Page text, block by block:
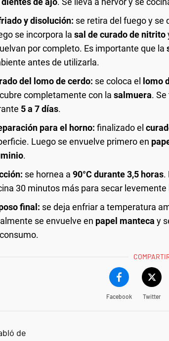
y disolución: se retira del fuego y se
se incorpora la sal de curado de nitrito
por completo. Es importante que la
antes de utilizarla.
del lomo de cerdo: se coloca el lomo
completamente con la salmuera.
5 a 7 días.
para el horno: finalizado el
Luego se envuelve primero en
.
se hornea a 90°C durante 3,5 horas.
30 minutos más para secar levemente
final: se deja enfriar a temperatura
se envuelve en papel manteca y
Facebook Twitter
de